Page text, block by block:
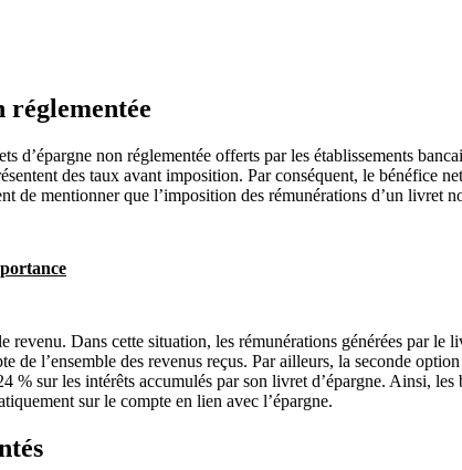
réglementée
non réglementée offerts par les établissements
des taux avant imposition. Par conséquent, le bénéfice
de mentionner que l’imposition des rémunérations d’un livret
Dans cette situation, les rémunérations générées par le
de l’ensemble des revenus reçus. Par ailleurs, la seconde
sur les intérêts accumulés par son livret d’épargne. Ainsi,
sur le compte en lien avec l’épargne.